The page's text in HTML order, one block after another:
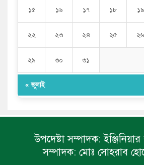
১৫ ১৬ ১৭ ১৮ ১৯
২২ ২৩ ২৪ ২৫ ২৬
২৯ ৩০ ৩১
« জুলাই
উপদেষ্টা সম্পাদক:
সম্পাদক: মোঃ সোহরাব